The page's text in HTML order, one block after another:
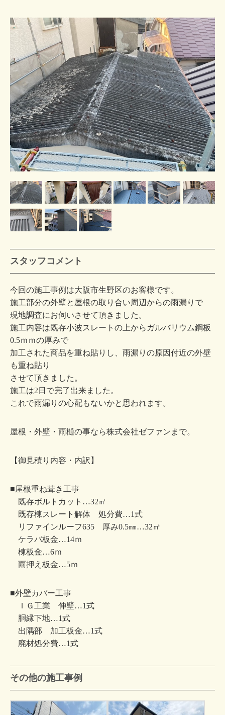
スタッフコメント
今回の施工事例は大阪市生野区のお客様です。
施工部分の外壁と屋根の取り合い周辺からの雨漏りで
現地調査にお伺いさせて頂きました。
施工内容は既存小波スレートの上からガルバリウム鋼板
0.5ｍｍの厚みで
加工された商品を重ね貼りし、雨漏りの原因付近の外壁
も重ね貼り
させて頂きました。
施工は2日で完了出来ました。
これで雨漏りの心配もないかと思われます。
屋根・外壁・雨樋の事なら株式会社ゼファンまで。
【御見積り内容・内訳】
■屋根重ね葺き工事
既存ボルトカット…32㎡
既存棟スレート解体 処分費…1式
リファインルーフ635 厚み0.5㎜…32㎡
ケラバ板金…14ｍ
棟板金…6ｍ
雨押え板金…5ｍ
■外壁カバー工事
ＩＧ工業 伸壁…1式
胴縁下地…1式
出隅部 加工板金…1式
廃材処分費…1式
その他の施工事例